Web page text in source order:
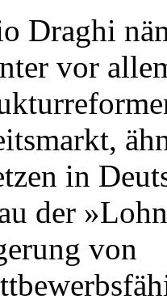
Draghi
vor
in
der
von